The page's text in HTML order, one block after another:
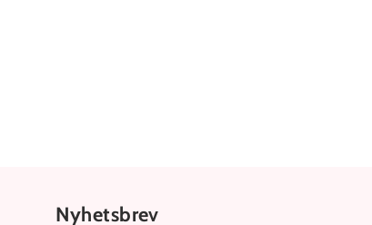
Nyhetsbrev